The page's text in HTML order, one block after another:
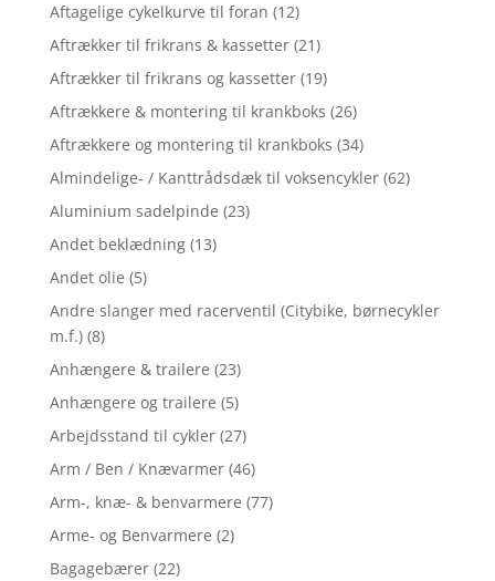
Aftagelige cykelkurve til foran (12)
Aftrækker til frikrans & kassetter (21)
Aftrækker til frikrans og kassetter (19)
Aftrækkere & montering til krankboks (26)
Aftrækkere og montering til krankboks (34)
Almindelige- / Kanttrådsdæk til voksencykler (62)
Aluminium sadelpinde (23)
Andet beklædning (13)
Andet olie (5)
Andre slanger med racerventil (Citybike, børnecykler
m.f.) (8)
Anhængere & trailere (23)
Anhængere og trailere (5)
Arbejdsstand til cykler (27)
Arm / Ben / Knævarmer (46)
Arm-, knæ- & benvarmere (77)
Arme- og Benvarmere (2)
Bagagebærer (22)